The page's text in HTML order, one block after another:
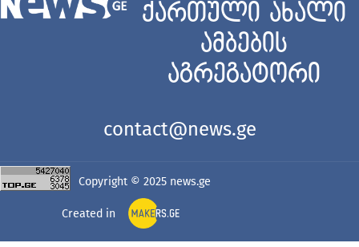
ქართული ახალი
ამბების
აგრეგატორი
contact@news.ge
Copyright © 2025 news.ge
Created in